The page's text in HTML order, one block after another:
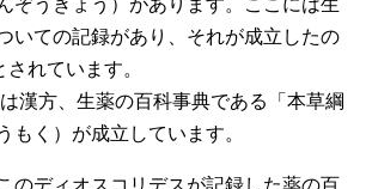
ぞうきょう）があります。ここには生
いての記録があり、それが成立したの
れています。
漢方、生薬の百科事典である「本草綱
もく）が成立しています。
のディオスコリデスが記録した薬の百